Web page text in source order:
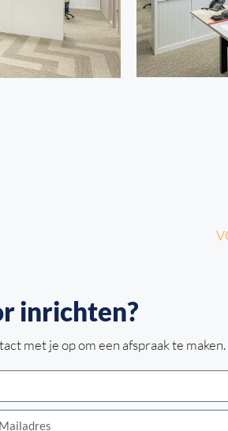
inrichten?
met je op om een afspraak te maken.